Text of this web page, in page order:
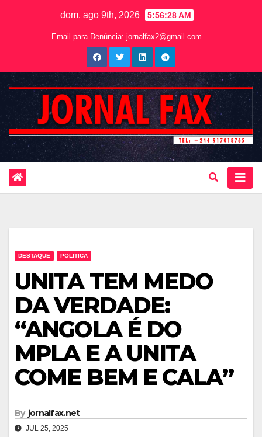
dom. ago 9th, 2026 5:56:29 AM
Email para Denúncia: jornalfax2@gmail.com
DESTAQUE POLITICA
UNITA TEM MEDO
DA VERDADE:
“ANGOLA É DO
MPLA E A UNITA
COME BEM E CALA”
By jornalfax.net
JUL 25, 2025